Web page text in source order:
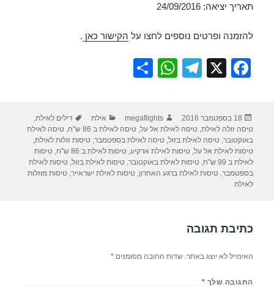
תאריך יציאה: 24/09/2016
להזמנה ופרטים נוספים לחצו על הקישור כאן .
F
e
b
o
X
T
gr
a
m
W
s
A
p
e
פורסם
בתאריך
18 בספטמבר 2016 מחבר
megaflights קטגוריות
אילת תגיות
דילים לאילת,
טיסה זולה לאילת,טיסה לאילת אל על,טיסה לאילת ב 86 ש"ח ,טיסה לאילת
באוקטובר,טיסה לאילת בזול,טיסה לאילת בספטמבר,טיסות זולות לאילת,
טיסות לאילת אל על,טיסות לאילת ארקיע,טיסות לאילת ב 86 ש"ח ,טיסות
לאילת ב 99 ש"ח
,טיסות לאילת באוקטובר,טיסות לאילת בזול,טיסות לאילת
בספטמבר,טיסות לאילת ברגע האחרון,טיסות לאילת ישראייר,טיסות מוזלות
לאילת
כתיבת תגובה
האימייל לא יוצג באתר. שדות החובה מסומנים*
התגובה שלך *